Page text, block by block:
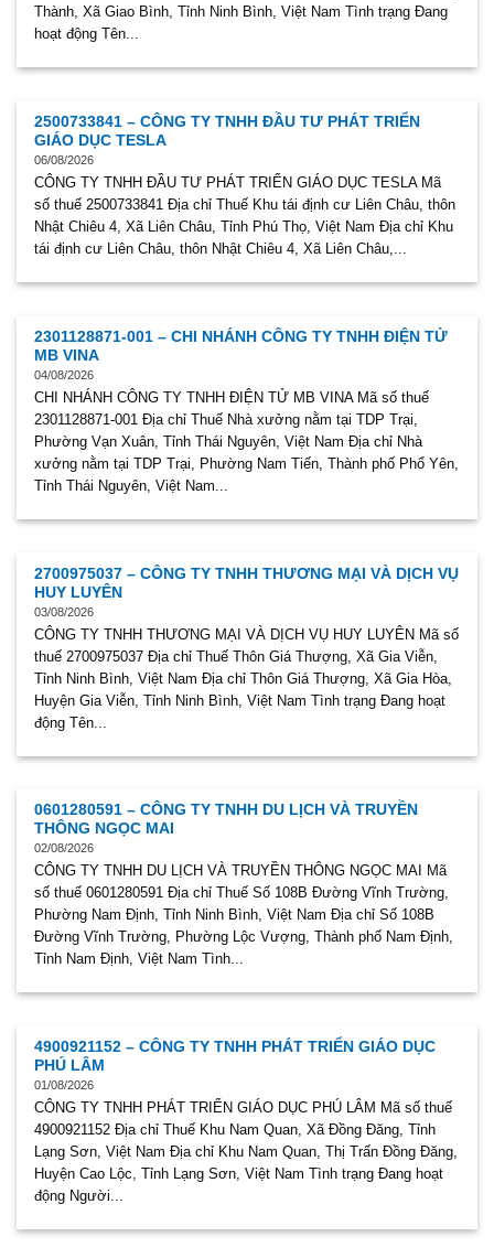
Thành, Xã Giao Bình, Tỉnh Ninh Bình, Việt Nam Tình trạng Đang
hoạt động Tên...
2500733841 – CÔNG TY TNHH ĐẦU TƯ PHÁT TRIỂN
GIÁO DỤC TESLA
06/08/2026
CÔNG TY TNHH ĐẦU TƯ PHÁT TRIỂN GIÁO DỤC TESLA Mã
số thuế 2500733841 Địa chỉ Thuế Khu tái định cư Liên Châu, thôn
Nhật Chiêu 4, Xã Liên Châu, Tỉnh Phú Thọ, Việt Nam Địa chỉ Khu
tái định cư Liên Châu, thôn Nhật Chiêu 4, Xã Liên Châu,...
2301128871-001 – CHI NHÁNH CÔNG TY TNHH ĐIỆN TỬ
MB VINA
04/08/2026
CHI NHÁNH CÔNG TY TNHH ĐIỆN TỬ MB VINA Mã số thuế
2301128871-001 Địa chỉ Thuế Nhà xưởng nằm tại TDP Trại,
Phường Vạn Xuân, Tỉnh Thái Nguyên, Việt Nam Địa chỉ Nhà
xưởng nằm tại TDP Trại, Phường Nam Tiến, Thành phố Phổ Yên,
Tỉnh Thái Nguyên, Việt Nam...
2700975037 – CÔNG TY TNHH THƯƠNG MẠI VÀ DỊCH VỤ
HUY LUYÊN
03/08/2026
CÔNG TY TNHH THƯƠNG MẠI VÀ DỊCH VỤ HUY LUYÊN Mã số
thuế 2700975037 Địa chỉ Thuế Thôn Giá Thượng, Xã Gia Viễn,
Tỉnh Ninh Bình, Việt Nam Địa chỉ Thôn Giá Thượng, Xã Gia Hòa,
Huyện Gia Viễn, Tỉnh Ninh Bình, Việt Nam Tình trạng Đang hoạt
động Tên...
0601280591 – CÔNG TY TNHH DU LỊCH VÀ TRUYỀN
THÔNG NGỌC MAI
02/08/2026
CÔNG TY TNHH DU LỊCH VÀ TRUYỀN THÔNG NGỌC MAI Mã
số thuế 0601280591 Địa chỉ Thuế Số 108B Đường Vĩnh Trường,
Phường Nam Định, Tỉnh Ninh Bình, Việt Nam Địa chỉ Số 108B
Đường Vĩnh Trường, Phường Lộc Vượng, Thành phố Nam Định,
Tỉnh Nam Định, Việt Nam Tình...
4900921152 – CÔNG TY TNHH PHÁT TRIỂN GIÁO DỤC
PHÚ LÂM
01/08/2026
CÔNG TY TNHH PHÁT TRIỂN GIÁO DỤC PHÚ LÂM Mã số thuế
4900921152 Địa chỉ Thuế Khu Nam Quan, Xã Đồng Đăng, Tỉnh
Lạng Sơn, Việt Nam Địa chỉ Khu Nam Quan, Thị Trấn Đồng Đăng,
Huyện Cao Lộc, Tỉnh Lạng Sơn, Việt Nam Tình trạng Đang hoạt
động Người...